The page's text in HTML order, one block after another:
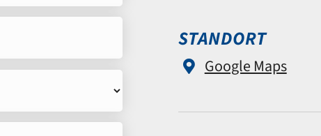
STANDORT
Google Maps